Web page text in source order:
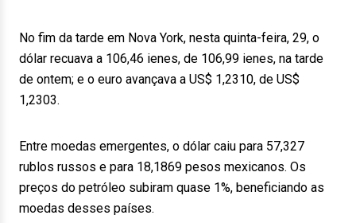
No fim da tarde em Nova York, nesta quinta-feira, 29, o
dólar recuava a 106,46 ienes, de 106,99 ienes, na tarde
de ontem; e o euro avançava a US$ 1,2310, de US$
1,2303.
Entre moedas emergentes, o dólar caiu para 57,327
rublos russos e para 18,1869 pesos mexicanos. Os
preços do petróleo subiram quase 1%, beneficiando as
moedas desses países.